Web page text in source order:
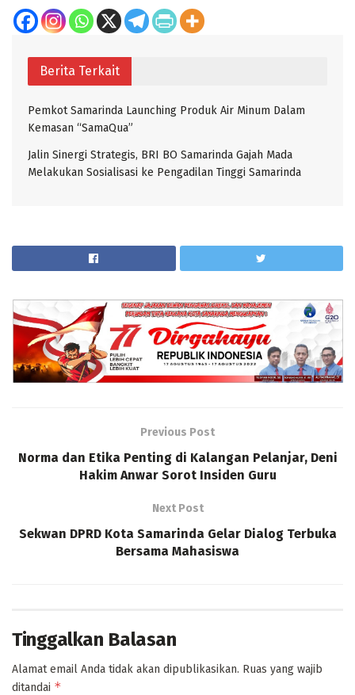
Berita Terkait
Pemkot Samarinda Launching Produk Air Minum Dalam
Kemasan “SamaQua”
Jalin Sinergi Strategis, BRI BO Samarinda Gajah Mada
Melakukan Sosialisasi ke Pengadilan Tinggi Samarinda
Previous Post
Norma dan Etika Penting di Kalangan Pelanjar, Deni
Hakim Anwar Sorot Insiden Guru
Next Post
Sekwan DPRD Kota Samarinda Gelar Dialog Terbuka
Bersama Mahasiswa
Tinggalkan Balasan
Alamat email Anda tidak akan dipublikasikan. Ruas yang wajib
ditandai *